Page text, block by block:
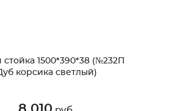
стойка 1500*390*38 (№232П
корсика светлый)